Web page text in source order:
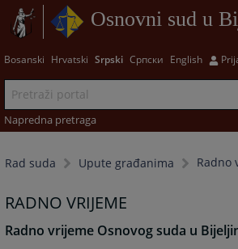
Osnovni sud u
Bosanski Hrvatski Srpski Српски English
Napredna pretraga
Rad suda Upute građanima Radno
RADNO VRIJEME
Radno vrijeme Osnovog suda u